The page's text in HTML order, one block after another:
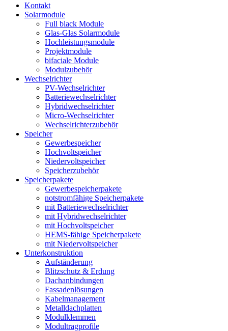
Kontakt
Solarmodule
Full black Module
Glas-Glas Solarmodule
Hochleistungsmodule
Projektmodule
bifaciale Module
Modulzubehör
Wechselrichter
PV-Wechselrichter
Batteriewechselrichter
Hybridwechselrichter
Micro-Wechselrichter
Wechselrichterzubehör
Speicher
Gewerbespeicher
Hochvoltspeicher
Niedervoltspeicher
Speicherzubehör
Speicherpakete
Gewerbespeicherpakete
notstromfähige Speicherpakete
mit Batteriewechselrichter
mit Hybridwechselrichter
mit Hochvoltspeicher
HEMS-fähige Speicherpakete
mit Niedervoltspeicher
Unterkonstruktion
Aufständerung
Blitzschutz & Erdung
Dachanbindungen
Fassadenlösungen
Kabelmanagement
Metalldachplatten
Modulklemmen
Modultragprofile